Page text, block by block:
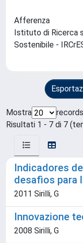
Afferenza
Istituto di Ricerca
Sostenibile -
Mostra
records
Risultati 1 - 7 di 7
Indicadores
desafìos para
2011 Sirilli, G
Innovazione
2008 Sirilli, G